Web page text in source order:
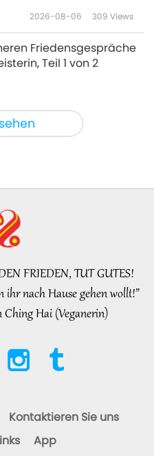
2026-08-06 309 Views
Friedensgespräche
Teil 1 von 2
2026-08-06
Charge” Is Wonderful Way
Material World
to Feel Too Imposing
2026-08-05
Ethik zum Thema
Auszüge aus dem
FRIEDEN, TUT GUTES!
ihr nach Hause gehen wollt!”
Ching Hai (Veganerin)
Kontaktieren Sie uns
App